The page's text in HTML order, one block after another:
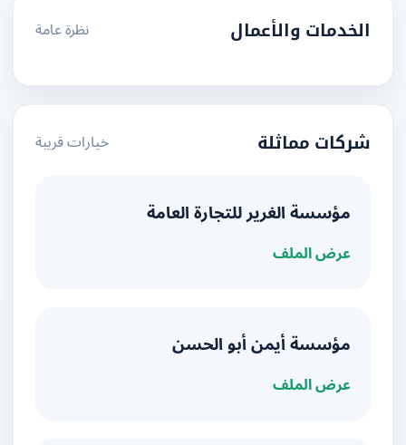
الخدمات والأعمال نظرة عامة
شركات مماثلة خيارات قريبة
مؤسسة الغرير للتجارة العامة
عرض الملف
مؤسسة أيمن أبو الحسن
عرض الملف